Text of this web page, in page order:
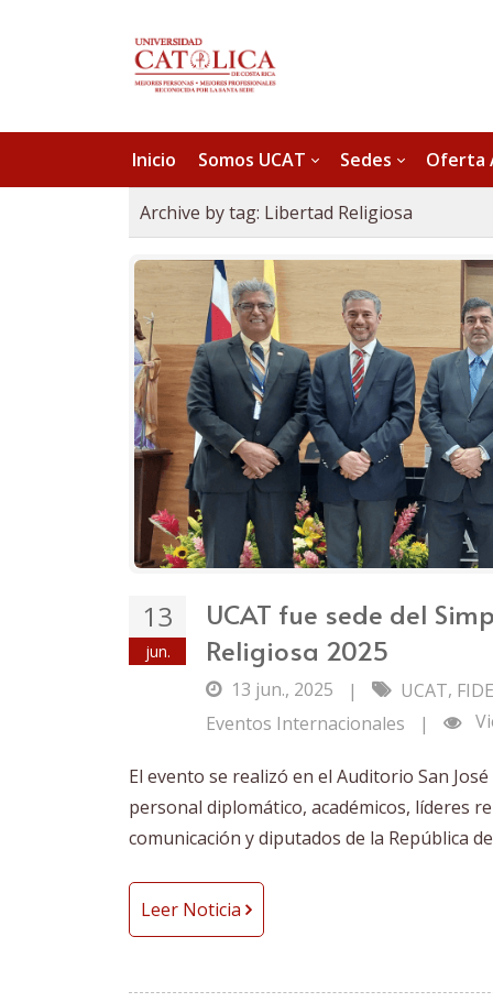
Inicio Somos UCAT Sedes Oferta
Archive by tag: Libertad Religiosa
13
jun.
UCAT fue sede del
Religiosa 2025
13 jun., 2025 | UCAT,
Eventos Internacionales
|
El evento se realizó en el Auditorio San
personal diplomático, académicos, líderes
comunicación y diputados de la República
Leer Noticia